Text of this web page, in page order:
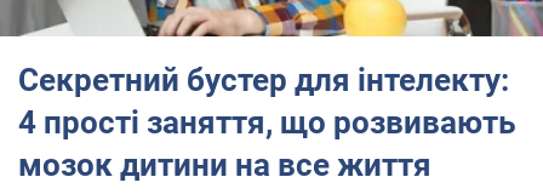
Секретний бустер для інтелекту:
4 прості заняття, що розвивають
мозок дитини на все життя